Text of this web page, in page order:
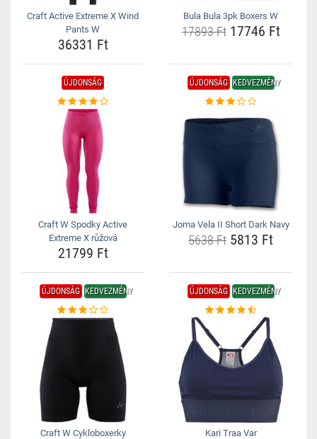
Craft Active Extreme X Wind
Pants W
36331 Ft
Bula Bula 3pk Boxers W
17893 Ft17746 Ft
ÚJDONSÁG
Craft W Spodky Active
Extreme X růžová
21799 Ft
ÚJDONSÁG KEDVEZMÉNY
Joma Vela II Short Dark Navy
5638 Ft 5813 Ft
ÚJDONSÁG KEDVEZMÉNY
Craft W Cykloboxerky
ÚJDONSÁG KEDVEZMÉNY
Kari Traa Var